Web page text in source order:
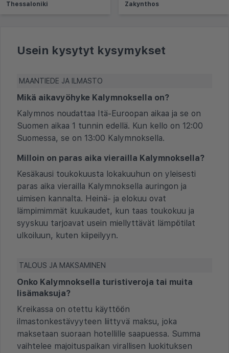
Thessaloniki Zakynthos
Usein kysytyt kysymykset
MAANTIEDE JA ILMASTO
Mikä aikavyöhyke Kalymnoksella on?
Kalymnos noudattaa Itä-Euroopan aikaa ja se on
Suomen aikaa 1 tunnin edellä. Kun kello on 12:00
Suomessa, se on 13:00 Kalymnoksella.
Milloin on paras aika vierailla Kalymnoksella?
Kesäkausi toukokuusta lokakuuhun on yleisesti
paras aika vierailla Kalymnoksella auringon ja
uimisen kannalta. Heinä- ja elokuu ovat
lämpimimmät kuukaudet, kun taas toukokuu ja
syyskuu tarjoavat usein miellyttävät lämpötilat
ulkoiluun, kuten kiipeilyyn.
TALOUS JA MAKSAMINEN
Onko Kalymnoksella turistiveroja tai muita
lisämaksuja?
Kreikassa on otettu käyttöön
ilmastonkestävyyteen liittyvä maksu, joka
maksetaan suoraan hotellille saapuessa. Summa
vaihtelee majoituspaikan virallisen luokituksen